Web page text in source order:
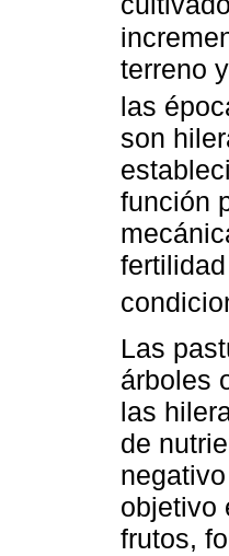
terreno
las
son
función
Las
árboles
las
de
objetivo
frutos,